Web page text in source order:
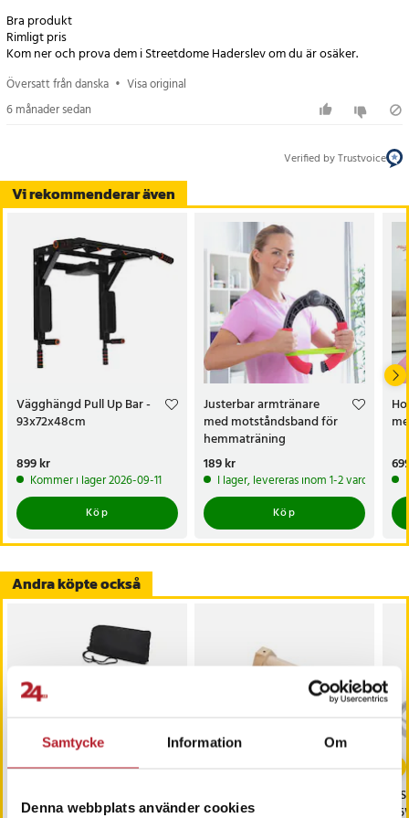
Samtycke Information Om
Denna webbplats använder cookies
Artikelnummer
Vi rekommenderar även
Vägghängd Pull Up Bar -
93x72x48cm
Pris:899 kr
899 kr
Kommer i lager 2026-09-11
Köp
Justerbar armtränare
med motståndsband för
hemmaträning
Pris:189 kr
189 kr
I lager, levereras inom 1-2 vardagar
Köp
Bra produkt
Rimligt pris
Kom ner och prova dem i Streetdome Haderslev om du är osäker.
Översatt från danska • Visa original
6 månader sedan
Verified by Trustvoice
Andra köpte också
olika motståndsnivåer
-19
trä - push up bars /